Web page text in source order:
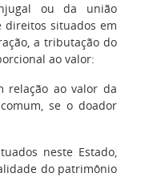
ou da união
direitos situados em
a tributação do
ao valor:
relação ao valor da
se o doador
neste Estado,
do patrimônio